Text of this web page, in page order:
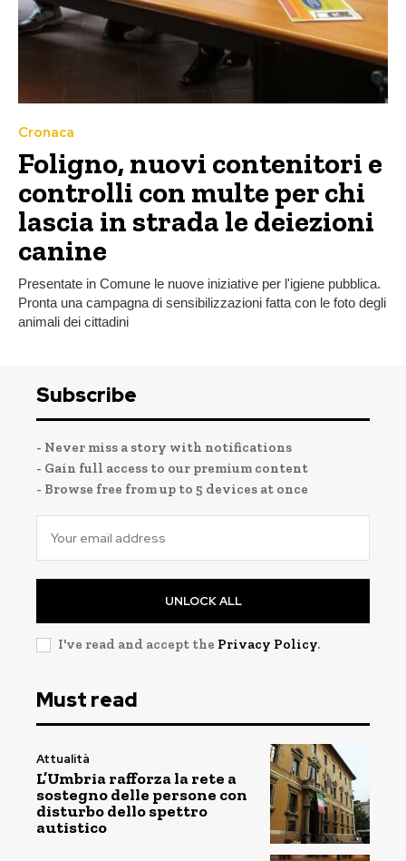
Cronaca
Foligno, nuovi contenitori e
controlli con multe per chi
lascia in strada le deiezioni
canine
Presentate in Comune le nuove iniziative per l'igiene pubblica.
Pronta una campagna di sensibilizzazioni fatta con le foto degli
animali dei cittadini
Subscribe
- Never miss a story with notifications
- Gain full access to our premium content
- Browse free from up to 5 devices at once
UNLOCK ALL
I've read and accept the Privacy Policy.
Must read
Attualità
L’Umbria rafforza la rete a
sostegno delle persone con
disturbo dello spettro
autistico